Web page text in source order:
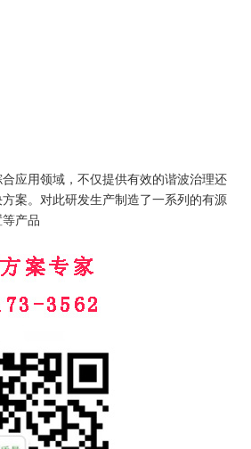
应用领域，不仅提供有效的谐波治理还
案。对此研发生产制造了一系列的有源
产品